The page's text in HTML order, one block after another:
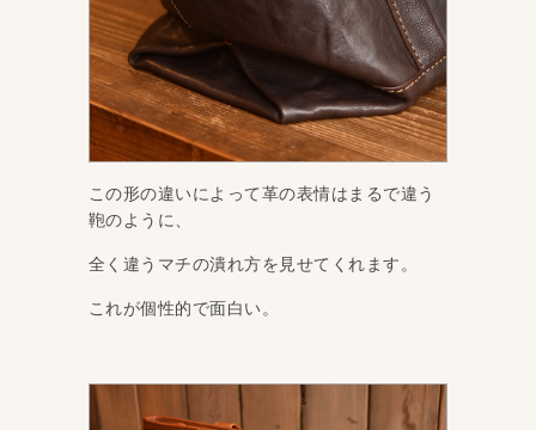
この形の違いによって革の表情はまるで違う
鞄のように、
全く違うマチの潰れ方を見せてくれます。
これが個性的で面白い。